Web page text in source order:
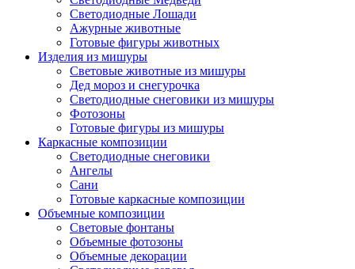
Светодиодные Лошади
Ажурные животные
Готовые фигуры животных
Изделия из мишуры
Световые животные из мишуры
Дед мороз и снегурочка
Светодиодные снеговики из мишуры
Фотозоны
Готовые фигуры из мишуры
Каркасные композиции
Светодиодные снеговики
Ангелы
Сани
Готовые каркасные композиции
Объемные композиции
Световые фонтаны
Объемные фотозоны
Объемные декорации